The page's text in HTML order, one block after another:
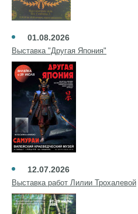
01.08.2026
Выставка "Другая Япония"
12.07.2026
Выставка работ Лилии Трохалевой